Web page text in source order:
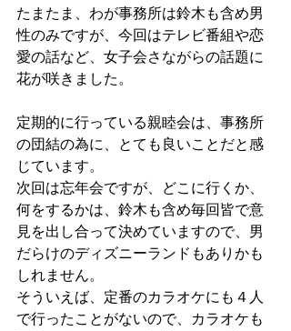
たまたま、わが事務所は鈴木も含め男
性のみですが、今回はテレビ番組や恋
愛の話など、女子会さながらの話題に
花が咲きました。
定期的に行っている親睦会は、事務所
の団結の為に、とても良いことだと感
じています。
次回は忘年会ですが、どこに行くか、
何をするかは、鈴木も含め毎回皆で意
見を出し合って決めていますので、男
だらけのディズニーランドもありかも
しれません。
そういえば、定番のカラオケにも４人
で行ったことがないので、カラオケも